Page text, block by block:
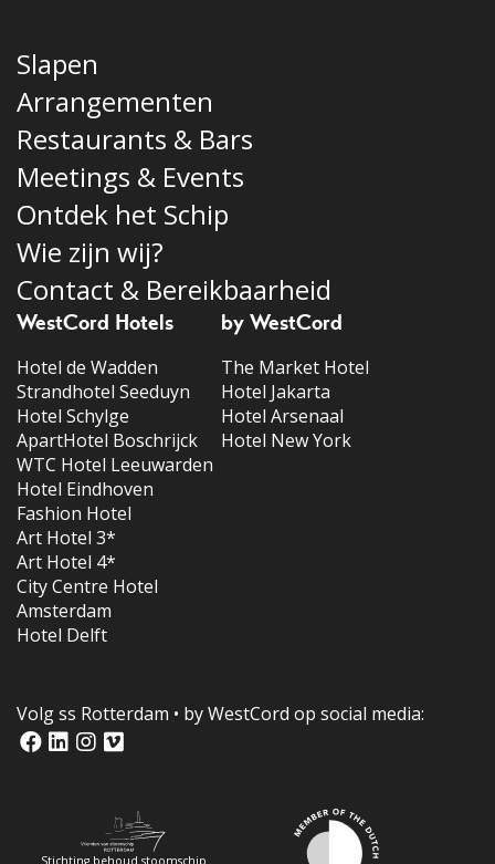
Slapen
Arrangementen
Restaurants & Bars
Meetings & Events
Ontdek het Schip
Wie zijn wij?
Contact & Bereikbaarheid
WestCord Hotels
Hotel de Wadden
Strandhotel Seeduyn
Hotel Schylge
ApartHotel Boschrijck
WTC Hotel Leeuwarden
Hotel Eindhoven
Fashion Hotel
Art Hotel 3*
Art Hotel 4*
City Centre Hotel
Amsterdam
Hotel Delft
by WestCord
The Market Hotel
Hotel Jakarta
Hotel Arsenaal
Hotel New York
Volg ss Rotterdam • by WestCord op social media:
Stichting behoud stoomschip